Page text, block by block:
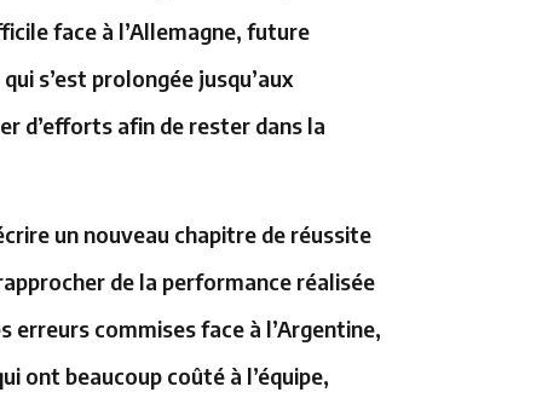
face à l’Allemagne, future
s’est prolongée jusqu’aux
d’efforts afin de rester dans la
un nouveau chapitre de réussite
de la performance réalisée
erreurs commises face à l’Argentine,
ont beaucoup coûté à l’équipe,